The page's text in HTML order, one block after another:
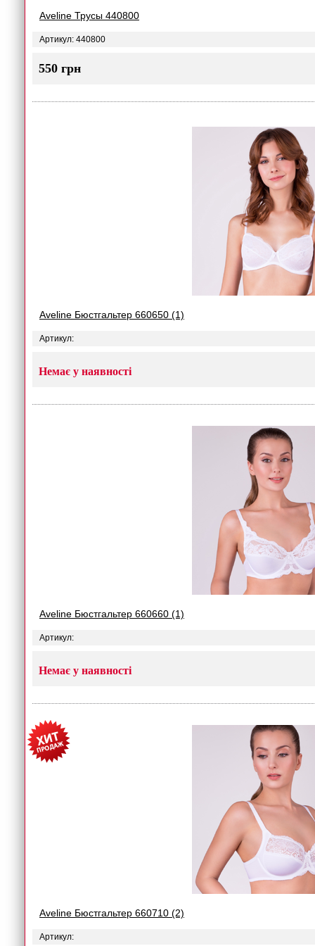
Aveline Трусы 440800
Артикул: 440800
550 грн
Aveline Бюстгальтер 660650 (1)
Артикул:
Немає у наявності
Aveline Бюстгальтер 660660 (1)
Артикул:
Немає у наявності
Aveline Бюстгальтер 660710 (2)
Артикул: